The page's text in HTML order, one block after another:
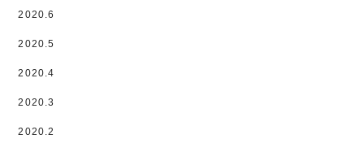
2020.6
2020.5
2020.4
2020.3
2020.2